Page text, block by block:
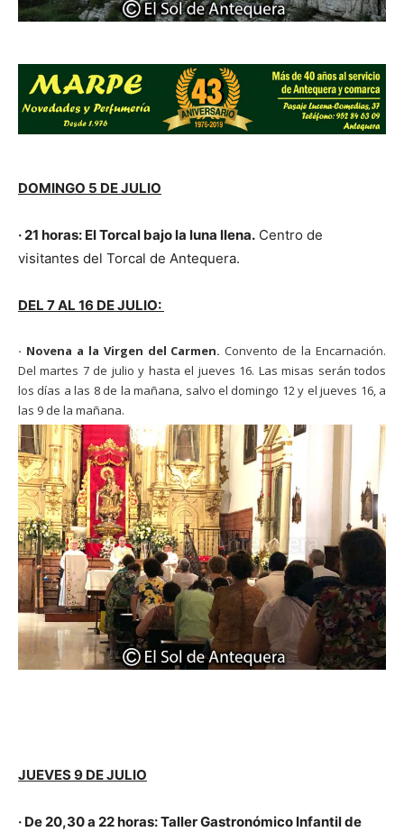
DOMINGO 5 DE JULIO
·21 horas: El Torcal bajo la luna llena. Centro de
visitantes del Torcal de Antequera.
DEL 7 AL 16 DE JULIO:
· Novena a la Virgen del Carmen.Convento de la Encarnación.
Del martes 7 de julio y hasta el jueves 16. Las misas serán todos
los días a las 8 de la mañana, salvo el domingo 12 y el jueves 16, a
las 9 de la mañana.
JUEVES 9 DE JULIO
· De 20,30 a 22 horas: Taller Gastronómico Infantil de